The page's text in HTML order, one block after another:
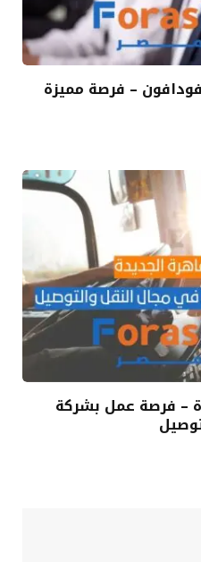
– فرصة مميزة
– فرصة عمل بشركة